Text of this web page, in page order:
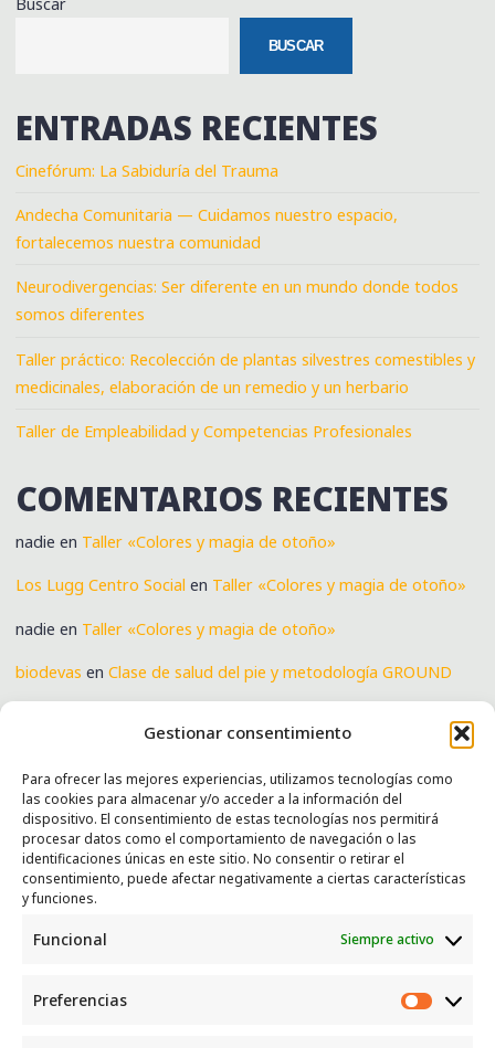
Gestionar consentimiento
Para ofrecer las mejores experiencias, utilizamos tecnologías como
las cookies para almacenar y/o acceder a la información del
dispositivo. El consentimiento de estas tecnologías nos permitirá
procesar datos como el comportamiento de navegación o las
identificaciones únicas en este sitio. No consentir o retirar el
consentimiento, puede afectar negativamente a ciertas características
y funciones.
Funcional Siempre activo
Preferencias
BUSCAR
ENTRADAS RECIENTES
Cinefórum: La Sabiduría del Trauma
Andecha Comunitaria — Cuidamos nuestro espacio,
fortalecemos nuestra comunidad
Neurodivergencias: Ser diferente en un mundo donde todos
somos diferentes
Taller práctico: Recolección de plantas silvestres comestibles y
medicinales, elaboración de un remedio y un herbario
Taller de Empleabilidad y Competencias Profesionales
COMENTARIOS RECIENTES
nadie en Taller «Colores y magia de otoño»
Los Lugg Centro Social en Taller «Colores y magia de otoño»
nadie en Taller «Colores y magia de otoño»
biodevas enClase de salud del pie y metodología GROUND
SERVICIOS
Recogida e intercambio de ropa y enseres.
INFORMACIÓN
Política de privacidad
CONTACTO